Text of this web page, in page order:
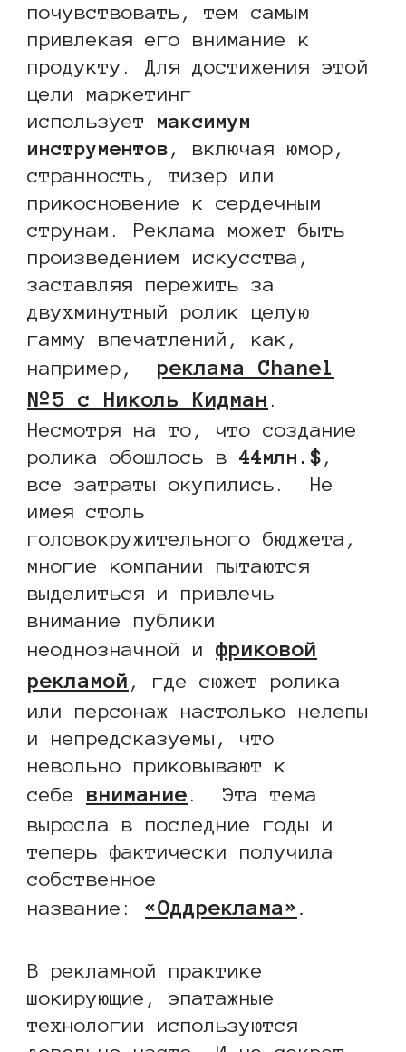
почувствовать, тем самым
привлекая его внимание к
продукту. Для достижения этой
цели маркетинг
использует максимум
инструментов , включая юмор,
странность, тизер или
прикосновение к сердечным
струнам. Реклама может быть
произведением искусства,
заставляя пережить за
двухминутный ролик целую
гамму впечатлений, как,
например, реклама Chanel
Nº5 с Николь Кидман .
Несмотря на то, что создание
ролика обошлось в 44млн.$ ,
все затраты окупились. Не
имея столь
головокружительного бюджета,
многие компании пытаются
выделиться и привлечь
внимание публики
неоднозначной и фриковой
рекламой , где сюжет ролика
или персонаж настолько нелепы
и непредсказуемы, что
невольно приковывают к
себе внимание . Эта тема
выросла в последние годы и
теперь фактически получила
собственное
название: «Оддреклама» .
В рекламной практике
шокирующие, эпатажные
технологии используются